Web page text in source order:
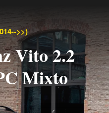
>>)
Vito 2.2
Mixto